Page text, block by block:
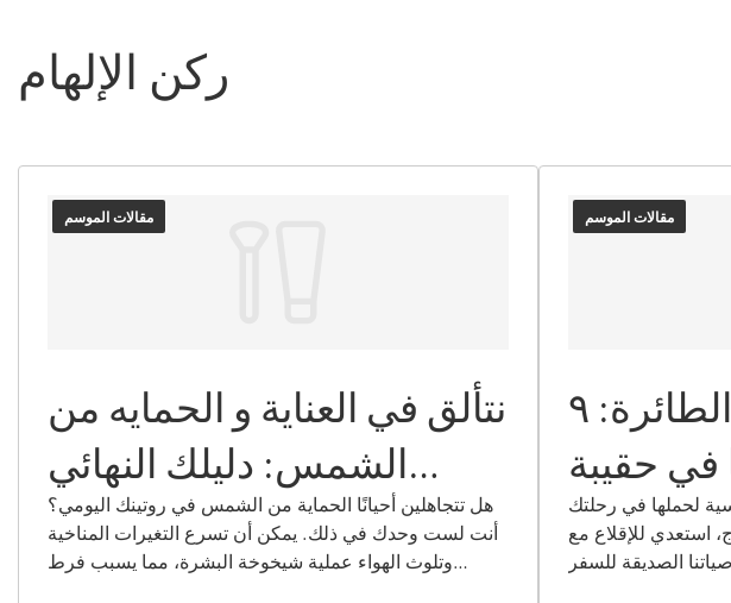
ركن الإلهام
مقالات الموسم
نتألق في العناية و الحمايه من
الشمس: دليلك النهائي
لحماية البشرة من الشمس
هل تتجاهلين أحيانًا الحماية من الشمس في روتينك اليومي؟
أنت لست وحدك في ذلك. يمكن أن تسرع التغيرات المناخية
وتلوث الهواء عملية شيخوخة البشرة، مما يسبب فرط
مقالات الموسم
الجمال في الطائرة: ٩
في حقيبة
يدك
لحملها في رحلتك
استعدي للإقلاع مع